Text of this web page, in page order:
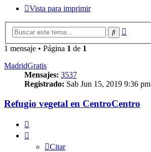
Vista para imprimir
Buscar
1 mensaje • Página 1 de 1
MadridGratis
Mensajes: 3537
Registrado: Sab Jun 15, 2019 9:36 pm
Refugio vegetal en CentroCentro
Citar